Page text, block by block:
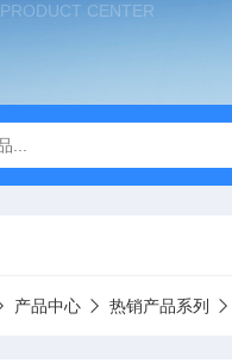
PRODUCT CENTER
产品中心 热销产品系列